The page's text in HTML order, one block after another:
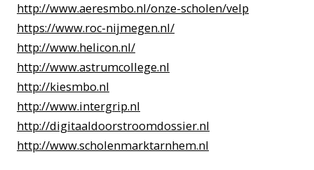
http://www.aeresmbo.nl/onze-scholen/velp
https://www.roc-nijmegen.nl/
http://www.helicon.nl/
http://www.astrumcollege.nl
http://kiesmbo.nl
http://www.intergrip.nl
http://digitaaldoorstroomdossier.nl
http://www.scholenmarktarnhem.nl